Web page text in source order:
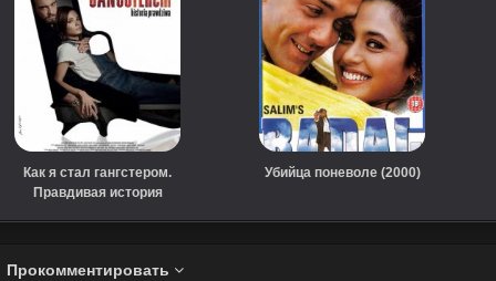
Как я стал гангстером.
Правдивая история
Убийца поневоле (2000)
Прокомментировать